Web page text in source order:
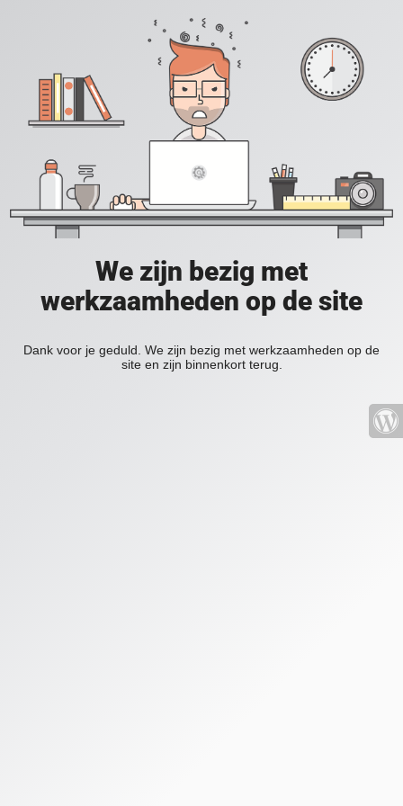
We zijn bezig met
werkzaamheden op de site
Dank voor je geduld. We zijn bezig met werkzaamheden op de
site en zijn binnenkort terug.